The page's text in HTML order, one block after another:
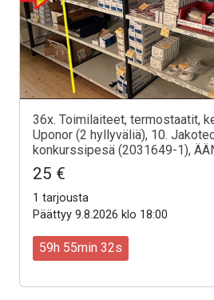
36x. Toimilaiteet, termostaatit,
Uponor (2 hyllyväliä), 10.
konkurssipesä (2031649-1),
25 €
1 tarjousta
Päättyy 9.8.2026 klo 18:00
59h 55min 30s